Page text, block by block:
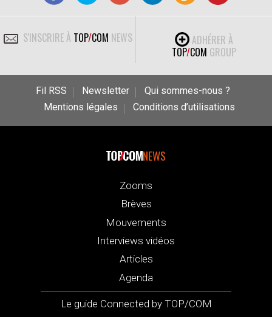
S'INSCRIRE À TOP/COM NEWS
ADHÉRER À
TOP/COM GROUP
Fil RSS Newsletter
Qui sommes-nous ?
Mentions légales
Conditions d’utilisations
NEWS
Zooms
Brèves
Mouvements
Interviews vidéos
Articles
Agenda
Le guide Connected by TOP/COM